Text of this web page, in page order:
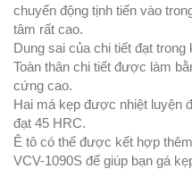
chuyển động tịnh tiến vào
tâm rất cao.
Dung sai của chi tiết đạt trong
Toàn thân chi tiết được làm
cứng cao.
Hai má kẹp được nhiệt luyện
đạt 45 HRC.
Ê tô có thể được kết hợp
VCV-1090S để giúp bạn gá